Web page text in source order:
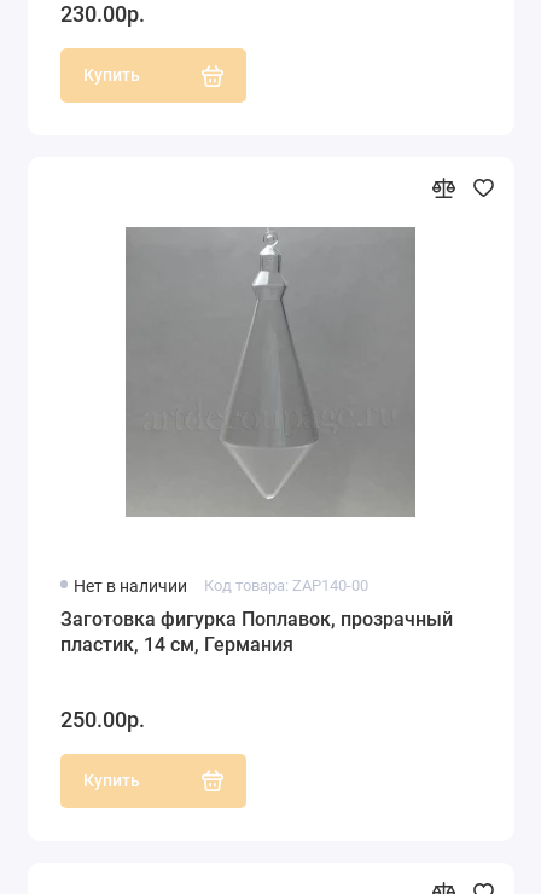
230.00р.
Купить
Нет в наличии Код товара: ZAP140-00
Заготовка фигурка Поплавок, прозрачный
пластик, 14 см, Германия
250.00р.
Купить